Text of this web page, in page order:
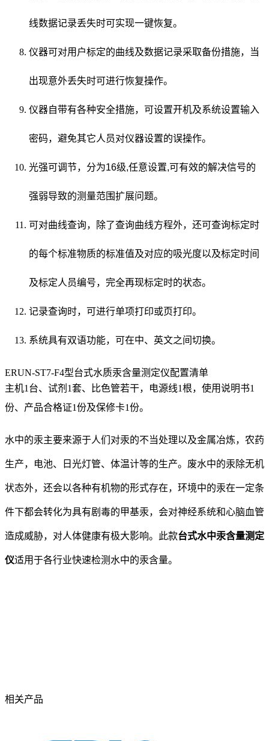
线数据记录丢失时可实现一键恢复。
仪器可对用户标定的曲线及数据记录采取备份措施，当
出现意外丢失时可进行恢复操作。
仪器自带有各种安全措施，可设置开机及系统设置输入
密码，避免其它人员对仪器设置的误操作。
光强可调节，分为16级,任意设置,可有效的解决信号的
强弱导致的测量范围扩展问题。
可对曲线查询，除了查询曲线方程外，还可查询标定时
的每个标准物质的标准值及对应的吸光度以及标定时间
及标定人员编号，完全再现标定时的状态。
记录查询时，可进行单项打印或页打印。
系统具有双语功能，可在中、英文之间切换。
ERUN-ST7-F4型台式水质汞含量测定仪配置清单
主机1台、试剂1套、比色管若干，电源线1根，使用说明书1
份、产品合格证1份及保修卡1份。
水中的汞主要来源于人们对汞的不当处理以及金属冶炼，农药
生产，电池、日光灯管、体温计等的生产。废水中的汞除无机
状态外，还会以各种有机物的形式存在，环境中的汞在一定条
件下都会转化为具有剧毒的甲基汞，会对神经系统和心脑血管
造成威胁，对人体健康有极大影响。此款台式水中汞含量测定
仪适用于各行业快速检测水中的汞含量。
相关产品